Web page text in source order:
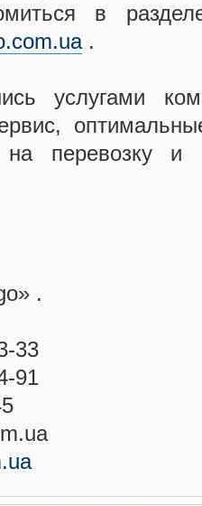
в
.
услугами
перевозку и
.
33
91